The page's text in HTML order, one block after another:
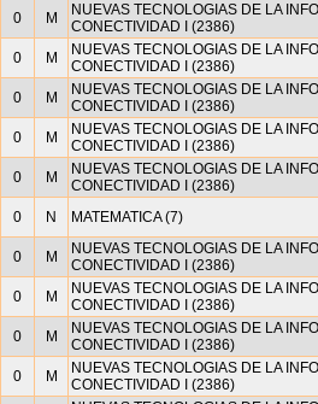
0 M
NUEVAS TECNOLOGIAS DE LA
CONECTIVIDAD I (2386)
0 M
NUEVAS TECNOLOGIAS DE LA
CONECTIVIDAD I (2386)
0 M
NUEVAS TECNOLOGIAS DE LA
CONECTIVIDAD I (2386)
0 M
NUEVAS TECNOLOGIAS DE LA
CONECTIVIDAD I (2386)
0 M
NUEVAS TECNOLOGIAS DE LA
CONECTIVIDAD I (2386)
0 N MATEMATICA (7)
0 M
NUEVAS TECNOLOGIAS DE LA
CONECTIVIDAD I (2386)
0 M
NUEVAS TECNOLOGIAS DE LA
CONECTIVIDAD I (2386)
0 M
NUEVAS TECNOLOGIAS DE LA
CONECTIVIDAD I (2386)
0 M
NUEVAS TECNOLOGIAS DE LA
CONECTIVIDAD I (2386)